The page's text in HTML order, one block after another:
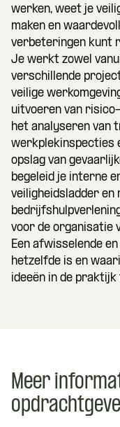
werken, weet je
maken en
verbeteringen kunt
Je werkt zowel
verschillende
veilige
uitvoeren van
het analyseren van
werkplekinspecties
opslag van
begeleid je interne
veiligheidsladder en
voor de organisatie
Een afwisselende
hetzelfde is en
ideeën in de praktijk
Meer